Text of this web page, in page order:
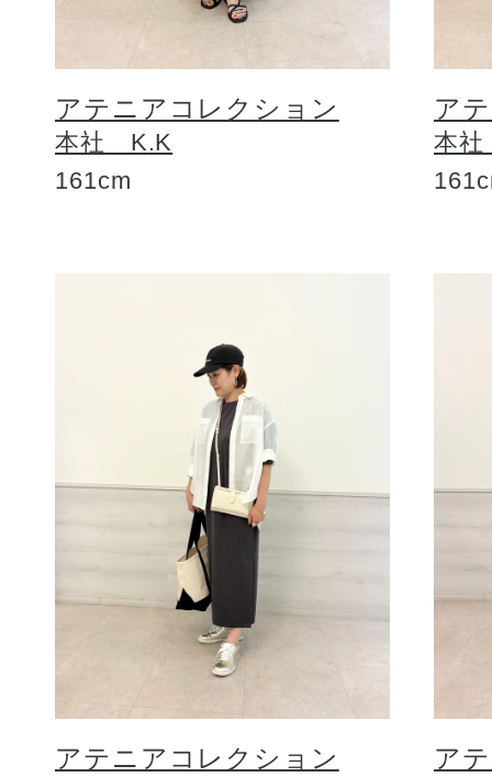
アテニアコレクション
本社 K.K
161cm
ア
本
アテニアコレクション ア